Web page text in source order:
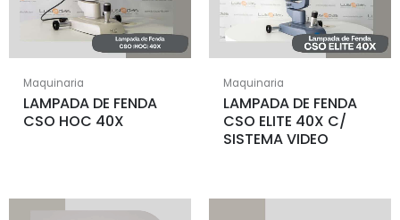
Maquinaria
LAMPADA DE FENDA
CSO HOC 40X
Maquinaria
LAMPADA DE FENDA
CSO ELITE 40X C/
SISTEMA VIDEO